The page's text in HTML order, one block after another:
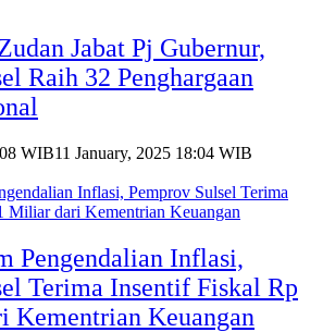
Jabat Pj Gubernur,
Raih 32 Penghargaan
WIB11 January, 2025 18:04 WIB
Pengendalian Inflasi,
Terima Insentif Fiskal Rp
Kementrian Keuangan